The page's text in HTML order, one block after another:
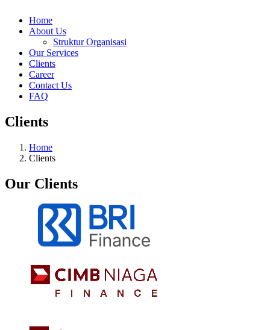
Home
About Us
Struktur Organisasi
Our Services
Clients
Career
Contact Us
FAQ
Clients
Home
Clients
Our Clients